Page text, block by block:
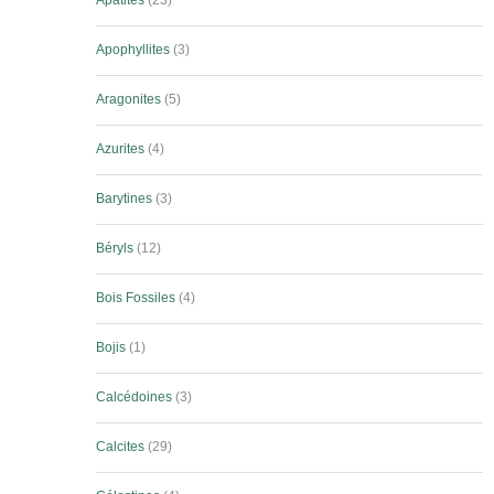
Apophyllites 3
Aragonites 5
Azurites 4
Barytines 3
Béryls 12
Bois Fossiles 4
Bojis 1
Calcédoines 3
Calcites 29